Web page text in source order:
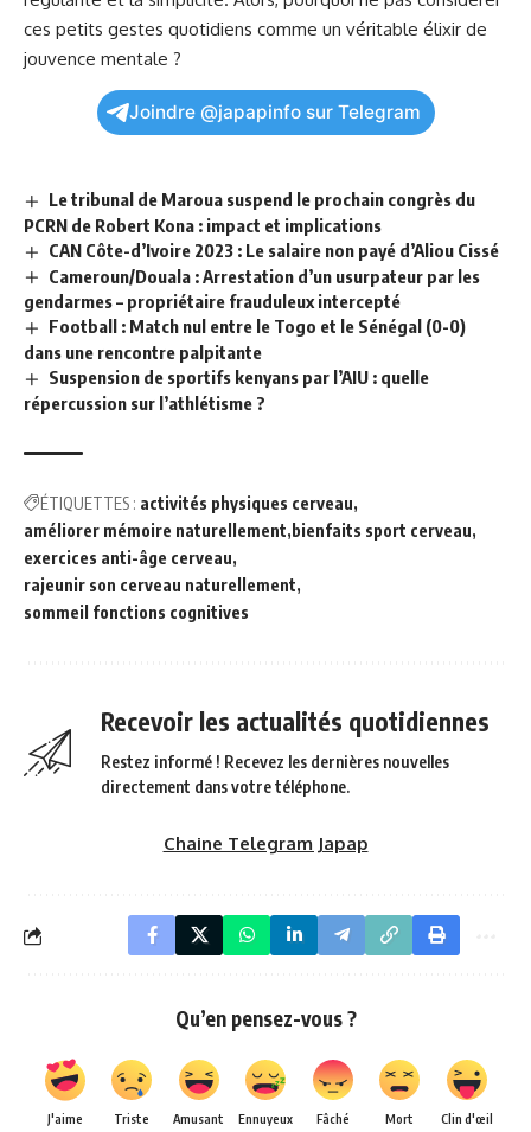
ces petits gestes quotidiens comme un véritable élixir de
jouvence mentale ?
Joindre @japapinfo sur Telegram
Le tribunal de Maroua suspend le prochain congrès du
PCRN de Robert Kona : impact et implications
CAN Côte-d’Ivoire 2023 : Le salaire non payé d’Aliou Cissé
Cameroun/Douala : Arrestation d’un usurpateur par les
gendarmes – propriétaire frauduleux intercepté
Football : Match nul entre le Togo et le Sénégal (0-0)
dans une rencontre palpitante
Suspension de sportifs kenyans par l’AIU : quelle
répercussion sur l’athlétisme ?
ÉTIQUETTES : activités physiques cerveau
améliorer mémoire naturellement bienfaits sport cerveau
exercices anti-âge cerveau
rajeunir son cerveau naturellement
sommeil fonctions cognitives
Recevoir les actualités quotidiennes
Restez informé ! Recevez les dernières nouvelles
directement dans votre téléphone.
Chaine Telegram Japap
Qu’en pensez-vous ?
J'aime Triste Amusant Ennuyeux Fâché Mort Clin d'œil